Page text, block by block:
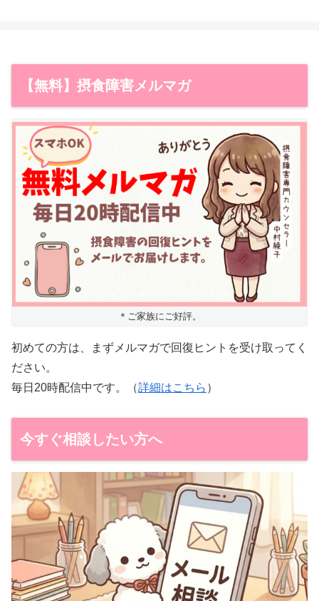
【無料】摂食障害メルマガ
＊ご家族にご好評。
初めての方は、まずメルマガで回復ヒントを受け取ってく
ださい。
毎日20時配信中です。（詳細はこちら ）
今すぐ相談したい方へ